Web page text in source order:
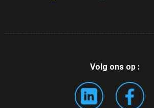
Volg ons op :